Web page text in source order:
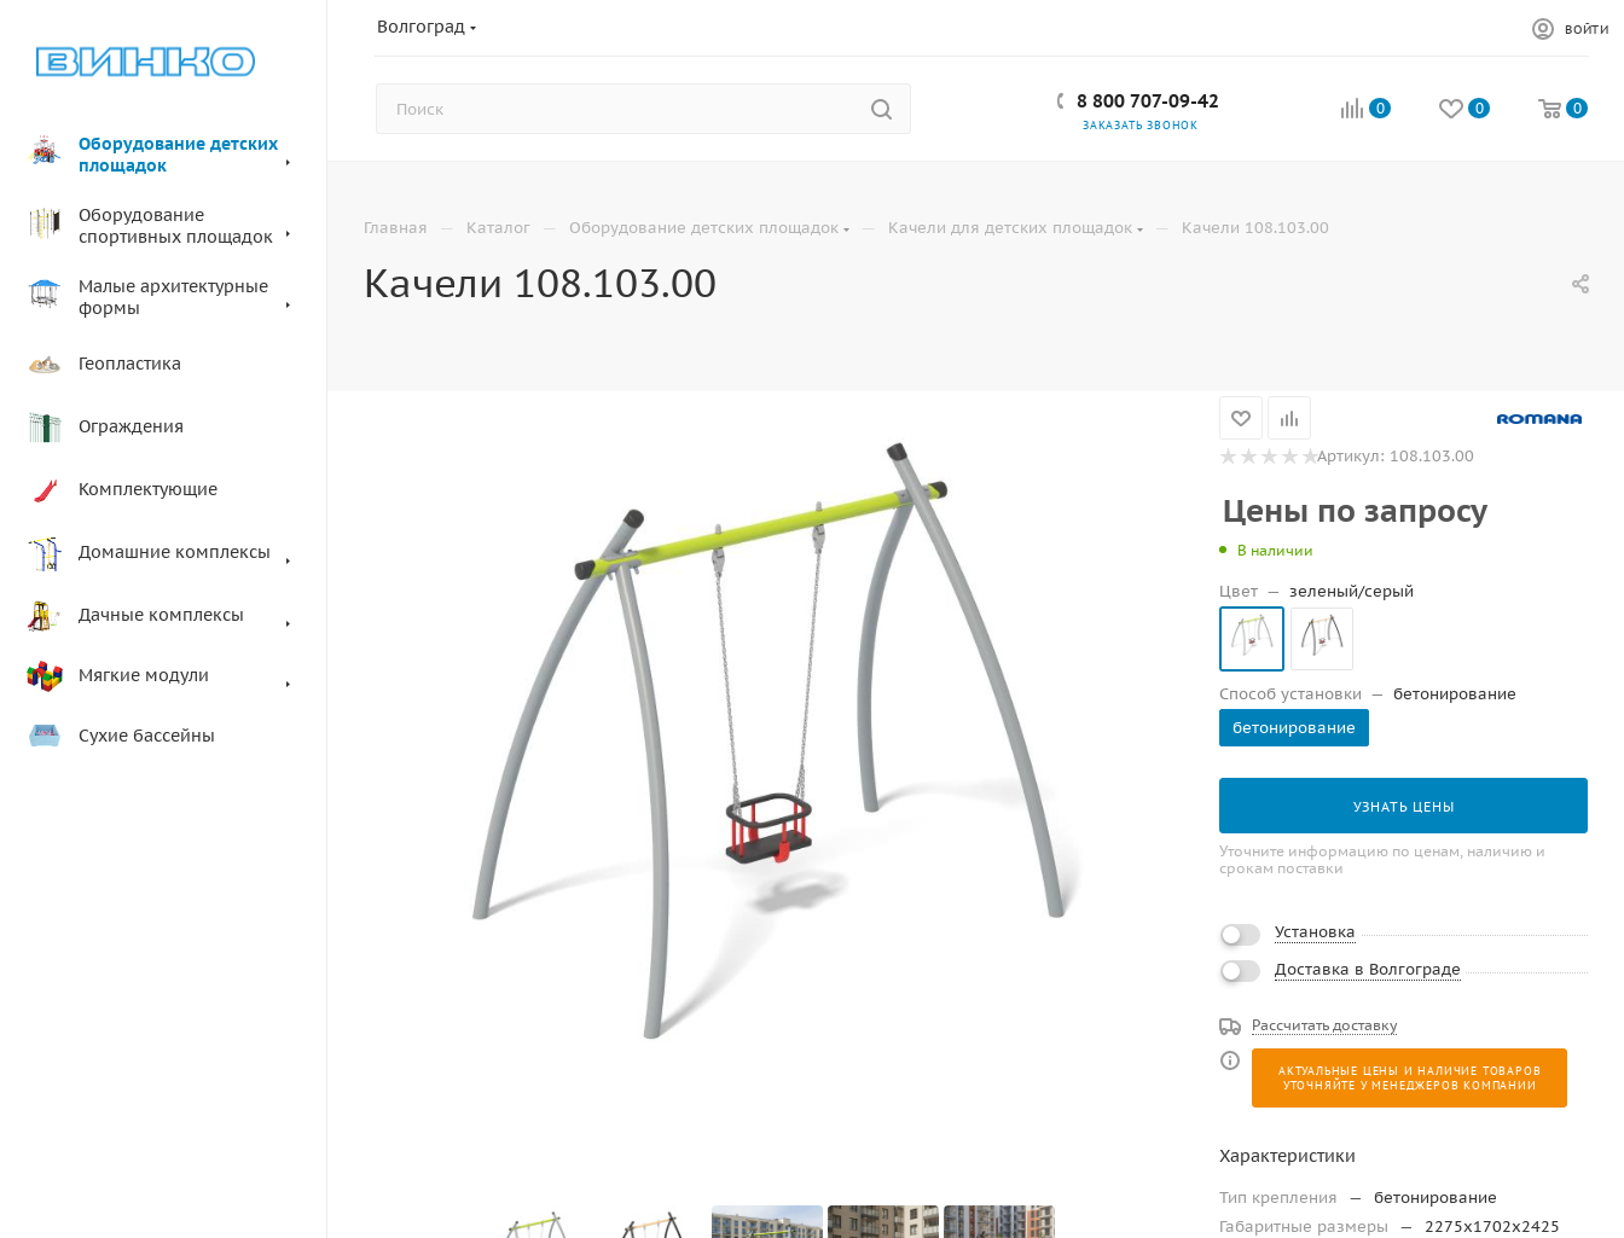
Волгоград ВОЙТИ
8 800 707-09-42
ЗАКАЗАТЬ ЗВОНОК
0 0 0
Оборудование детских
площадок
Оборудование
спортивных площадок
Малые архитектурные
формы
Геопластика
Ограждения
Комплектующие
Домашние комплексы
Дачные комплексы
Мягкие модули
Сухие бассейны
Главная — Каталог — Оборудование детских площадок — Качели для детских площадок — Качели 108.103.00
Качели 108.103.00
Артикул: 108.103.00
Цены по запросу
В наличии
Цвет — зеленый/серый
Способ установки — бетонирование
бетонирование
УЗНАТЬ ЦЕНЫ
Уточните информацию по ценам, наличию и
срокам поставки
Установка
Доставка в Волгограде
Рассчитать доставку
АКТУАЛЬНЫЕ ЦЕНЫ И НАЛИЧИЕ ТОВАРОВ
УТОЧНЯЙТЕ У МЕНЕДЖЕРОВ КОМПАНИИ
Характеристики
Тип крепления —
бетонирование
Габаритные размеры
—
2275х1702х2425